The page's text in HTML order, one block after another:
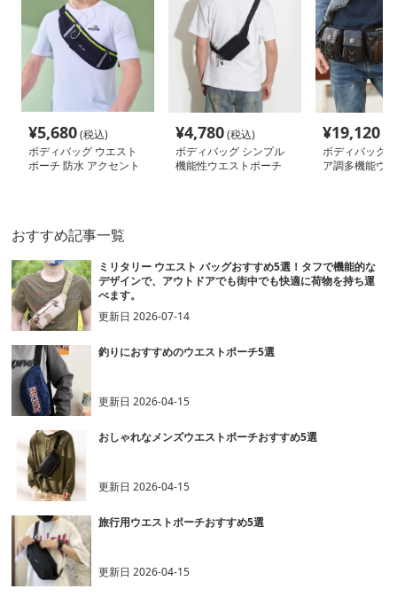
¥5,680(税込)
ボディバッグ ウエスト
ポーチ 防水 アクセント
¥4,780(税込)
ボディバッグ シンプル
機能性ウエストポーチ
¥19,120
ボディバッグ
ア調多機能ウ
おすすめ記事一覧
ミリタリー ウエスト バッグおすすめ5選！タフで機能的な
デザインで、アウトドアでも街中でも快適に荷物を持ち運
べます。
更新日2026-07-14
釣りにおすすめのウエストポーチ5選
更新日2026-04-15
おしゃれなメンズウエストポーチおすすめ5選
更新日2026-04-15
旅行用ウエストポーチおすすめ5選
更新日2026-04-15